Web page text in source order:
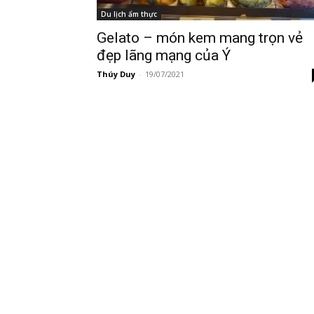
Du lịch ẩm thực
Gelato – món kem mang trọn vẻ
đẹp lãng mạng của Ý
Thúy Duy - 19/07/2021